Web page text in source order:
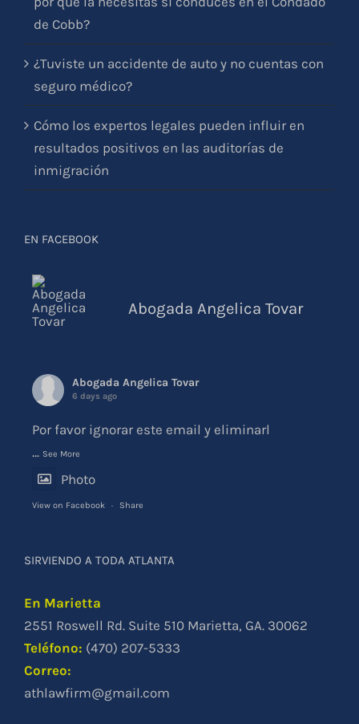
por qué la necesitas si conduces en el Condado
de Cobb?
¿Tuviste un accidente de auto y no cuentas con
seguro médico?
Cómo los expertos legales pueden influir en
resultados positivos en las auditorías de
inmigración
EN FACEBOOK
Abogada Angelica Tovar
Abogada Angelica Tovar
6 days ago
Por favor ignorar este email y eliminarl
...
Photo
SIRVIENDO A TODA ATLANTA
En Marietta
2551 Roswell Rd. Suite 510 Marietta, GA. 30062
Teléfono: (470) 207-5333
Correo:
athlawfirm@gmail.com